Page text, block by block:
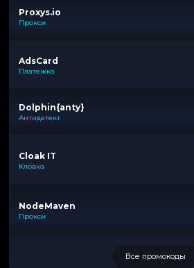
Proxys.io
Прокси
AdsCard
Платежка
Dolphin{anty}
Антидетект
Cloak IT
Клоака
NodeMaven
Прокси
Все промокоды